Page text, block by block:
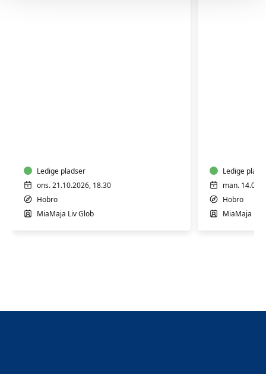
let
øvede
Ledige pladser
ons. 21.10.2026, 18.30
Hobro
MiaMaja Liv Glob
Ledige
man.
Hobro
MiaMaja Liv